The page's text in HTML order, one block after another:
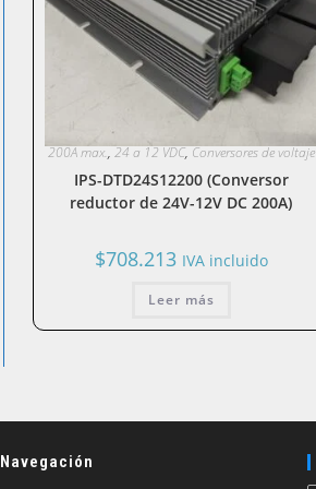
200A max.,24 a 12 VDC,Conversores de voltaje
IPS-DTD24S12200 (Conversor
reductor de 24V-12V DC 200A)
$708.213 IVA incluido
Leer más
Navegación